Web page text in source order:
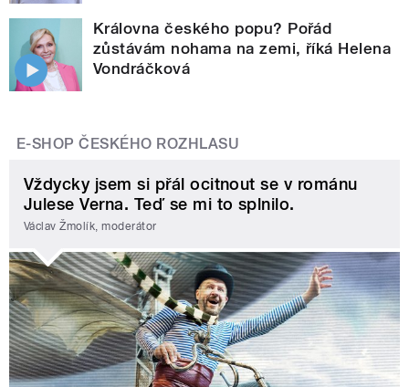
Královna českého popu? Pořád
zůstávám nohama na zemi, říká Helena
Vondráčková
E-SHOP ČESKÉHO ROZHLASU
Vždycky jsem si přál ocitnout se v románu
Julese Verna. Teď se mi to splnilo.
Václav Žmolík, moderátor